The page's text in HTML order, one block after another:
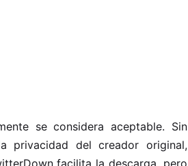
se considera aceptable. Sin
privacidad del creador original,
facilita la descarga, pero